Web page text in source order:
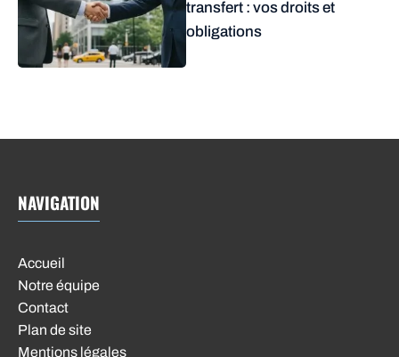
transfert : vos droits et
obligations
NAVIGATION
Accueil
Notre équipe
Contact
Plan de site
Mentions légales